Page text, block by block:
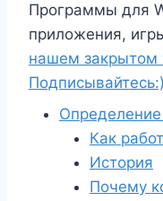
Программы для
приложения,
нашем закрытом
Подписывайтесь:)
Как
История
Почему